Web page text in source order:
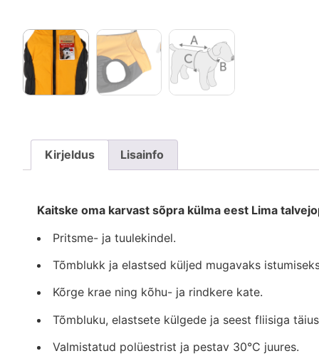
Kirjeldus Lisainfo
Kaitske oma karvast sõpra külma eest Lima
Pritsme- ja tuulekindel.
Tõmblukk ja elastsed küljed mugavaks
Kõrge krae ning kõhu- ja rindkere kate.
Tõmbluku, elastsete külgede ja seest fliisiga
Valmistatud polüestrist ja pestav 30°C juures.